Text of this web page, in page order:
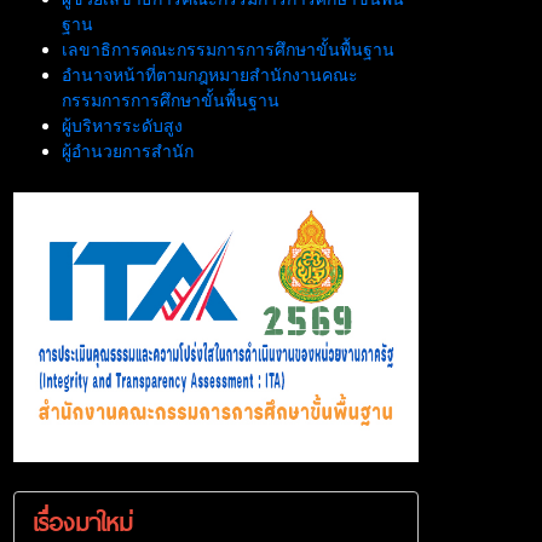
ฐาน
เลขาธิการคณะกรรมการการศึกษาขั้นพื้นฐาน
อำนาจหน้าที่ตามกฎหมายสำนักงานคณะ
กรรมการการศึกษาขั้นพื้นฐาน
ผู้บริหารระดับสูง
ผู้อำนวยการสำนัก
เรื่องมาใหม่